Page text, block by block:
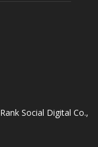
Rank Social Digital Co.,